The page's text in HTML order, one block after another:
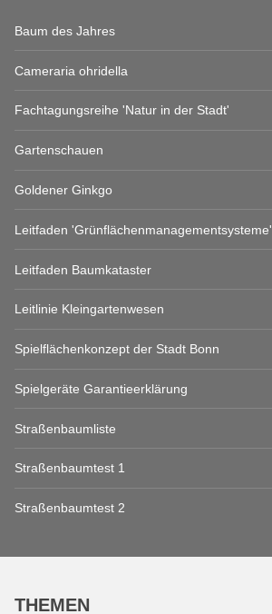
Baum des Jahres
Cameraria ohridella
Fachtagungsreihe 'Natur in der Stadt'
Gartenschauen
Goldener Ginkgo
Leitfaden 'Grünflächenmanagementsysteme'
Leitfaden Baumkataster
Leitlinie Kleingartenwesen
Spielflächenkonzept der Stadt Bonn
Spielgeräte Garantieerklärung
Straßenbaumliste
Straßenbaumtest 1
Straßenbaumtest 2
THEMEN